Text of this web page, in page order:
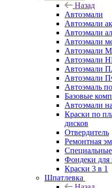
Назад
Автоэмали
Автоэмали
Автоэмали
Автоэмали
Автоэмали
Автоэмали
Автоэмали
Автоэмали
Автоэмаль
Базовые
Автоэмали
Краски по
дисков
Отвердитель
Ремонтная
Фондеки для
Краски 3 в 1
Шпатлевка